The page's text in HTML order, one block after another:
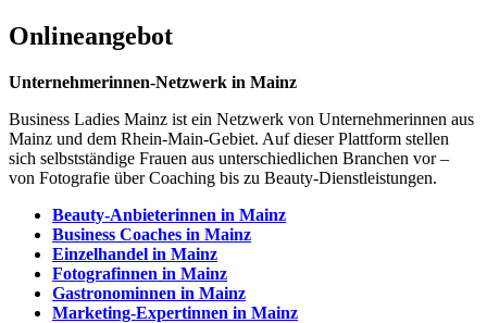
Onlineangebot
Unternehmerinnen-Netzwerk in Mainz
Business Ladies Mainz ist ein Netzwerk von Unternehmerinnen aus
Mainz und dem Rhein-Main-Gebiet. Auf dieser Plattform stellen
sich selbstständige Frauen aus unterschiedlichen Branchen vor –
von Fotografie über Coaching bis zu Beauty-Dienstleistungen.
Beauty-Anbieterinnen in Mainz
Business Coaches in Mainz
Einzelhandel in Mainz
Fotografinnen in Mainz
Gastronominnen in Mainz
Marketing-Expertinnen in Mainz